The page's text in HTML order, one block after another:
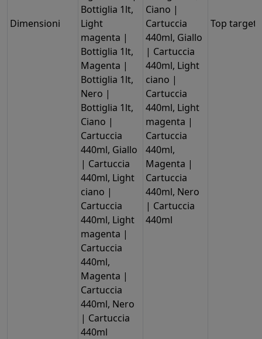
Dimensioni
Bottiglia 1lt,
Light
magenta |
Bottiglia 1lt,
Magenta |
Bottiglia 1lt,
Nero |
Bottiglia 1lt,
Ciano |
Cartuccia
440ml, Giallo
| Cartuccia
440ml, Light
ciano |
Cartuccia
440ml, Light
magenta |
Cartuccia
440ml,
Magenta |
Cartuccia
440ml, Nero
| Cartuccia
440ml
Ciano |
Cartuccia
440ml, Giallo
| Cartuccia
440ml, Light
ciano |
Cartuccia
440ml, Light
magenta |
Cartuccia
440ml,
Magenta |
Cartuccia
440ml, Nero
| Cartuccia
440ml
Top target